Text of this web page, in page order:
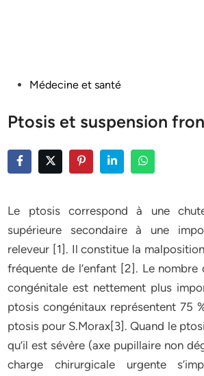
PostedMédecine et santé
Ptosis et suspension
Le ptosis correspond à une
supérieure secondaire à une
releveur [1]. Il constitue la
fréquente de l’enfant [2]. Le nombre
congénitale est nettement plus
ptosis congénitaux représentent 75
ptosis pour S.Morax[3]. Quand le
qu’il est sévère (axe pupillaire non
charge chirurgicale urgente